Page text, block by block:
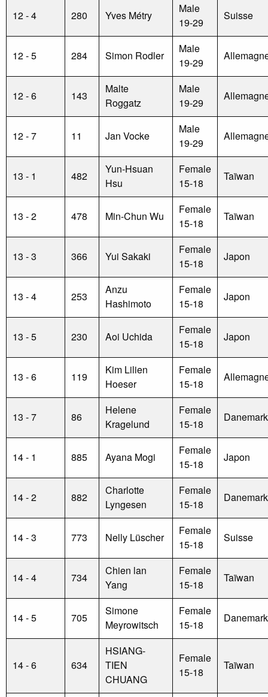
12 - 4 280 Yves Métry
Male
19-29
Suisse
12 - 5 284 Simon Rodler
Male
19-29
12 - 6 143
Malte
Roggatz
Male
19-29
12 - 7 11 Jan Vocke
Male
19-29
13 - 1 482
Yun-Hsuan
Hsu
Female
15-18
Taïwan
13 - 2 478 Min-Chun Wu
Female
15-18
Taïwan
13 - 3 366 Yui Sakaki
Female
15-18
Japon
13 - 4 253
Anzu
Hashimoto
Female
15-18
Japon
13 - 5 230 Aoi Uchida
Female
15-18
Japon
13 - 6 119
Kim Lilien
Hoeser
Female
15-18
13 - 7 86
Helene
Kragelund
Female
15-18
Danemark
14 - 1 885 Ayana Mogi
Female
15-18
Japon
14 - 2 882
Charlotte
Lyngesen
Female
15-18
Danemark
14 - 3 773 Nelly Lüscher
Female
15-18
Suisse
14 - 4 734
Chien lan
Yang
Female
15-18
Taïwan
14 - 5 705
Simone
Meyrowitsch
Female
15-18
Danemark
14 - 6 634
HSIANG-
TIEN
CHUANG
Female
15-18
Taïwan